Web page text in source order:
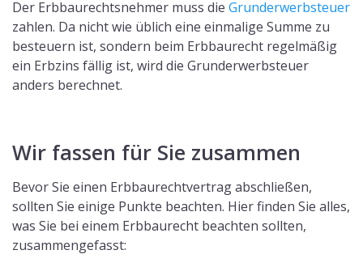
Der Erbbaurechtsnehmer muss die Grunderwerbsteuer
zahlen. Da nicht wie üblich eine einmalige Summe zu
besteuern ist, sondern beim Erbbaurecht regelmäßig
ein Erbzins fällig ist, wird die Grunderwerbsteuer
anders berechnet.
Wir fassen für Sie zusammen
Bevor Sie einen Erbbaurechtvertrag abschließen,
sollten Sie einige Punkte beachten. Hier finden Sie alles,
was Sie bei einem Erbbaurecht beachten sollten,
zusammengefasst: